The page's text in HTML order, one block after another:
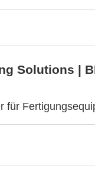
Solutions |
für